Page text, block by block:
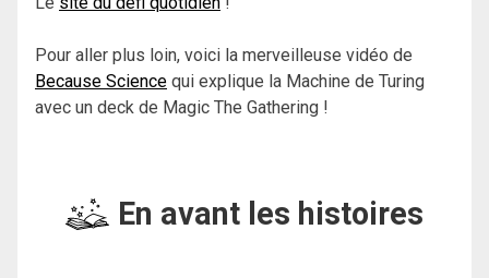
Pour aller plus loin, voici la merveilleuse vidéo de
Because Science qui explique la Machine de Turing
avec un deck de Magic The Gathering !
En avant les histoires